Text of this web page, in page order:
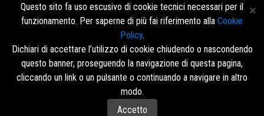
Menù
Questo sito fa uso escusivo di cookie tecnici necessari per il
funzionamento. Per saperne di più fai riferimento alla Cookie
Policy.
Dichiari di accettare l’utilizzo di cookie chiudendo o nascondendo
questo banner, proseguendo la navigazione di questa pagina,
cliccando un link o un pulsante o continuando a navigare in altro
modo.
Accetto